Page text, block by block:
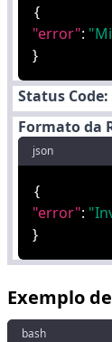
{
"error":
}
Status Code:
Formato da
json
{
"error":
}
Exemplo
bash